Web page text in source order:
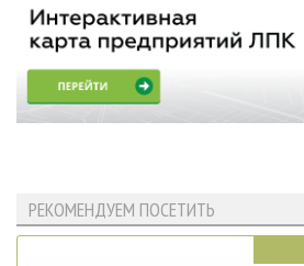
РЕКОМЕНДУЕМ ПОСЕТИТЬ